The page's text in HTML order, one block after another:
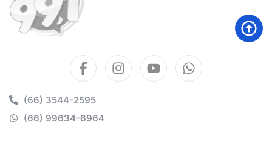
(66) 3544-2595
(66) 99634-6964